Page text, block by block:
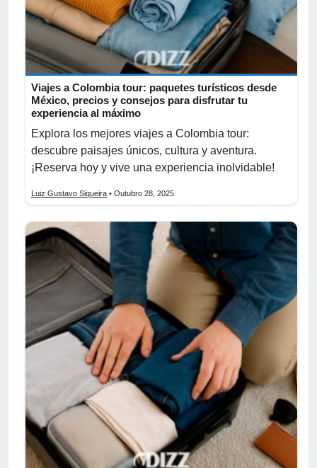
Viajes a Colombia tour: paquetes turísticos desde
México, precios y consejos para disfrutar tu
experiencia al máximo
Explora los mejores viajes a Colombia tour:
descubre paisajes únicos, cultura y aventura.
¡Reserva hoy y vive una experiencia inolvidable!
Luiz Gustavo Siqueira • Outubro 28, 2025